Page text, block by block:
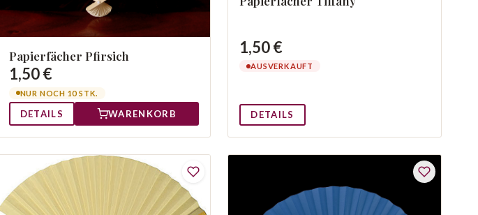
Papierfächer Pfirsich
1,50 €
NUR NOCH 10 STK.
DETAILS WARENKORB
1,50 €
AUSVERKAUFT
DETAILS